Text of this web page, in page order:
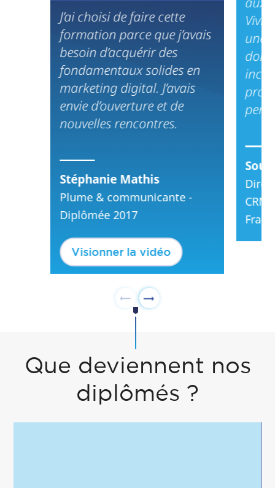
J’ai choisi de faire cette
formation parce que j’avais
besoin d’acquérir des
fondamentaux solides en
marketing digital. J’avais
envie d’ouverture et de
nouvelles rencontres.
Stéphanie Mathis
Plume & communicante -
Diplômée 2017
Visionner la vidéo
une
Que deviennent nos
diplômés ?